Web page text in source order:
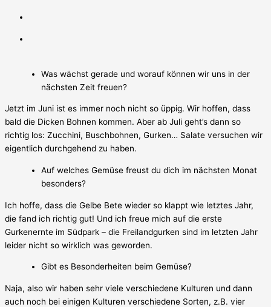
Was wächst gerade und worauf können wir uns in der
nächsten Zeit freuen?
Jetzt im Juni ist es immer noch nicht so üppig. Wir hoffen, dass
bald die Dicken Bohnen kommen. Aber ab Juli geht’s dann so
richtig los: Zucchini, Buschbohnen, Gurken… Salate versuchen wir
eigentlich durchgehend zu haben.
Auf welches Gemüse freust du dich im nächsten Monat
besonders?
Ich hoffe, dass die Gelbe Bete wieder so klappt wie letztes Jahr,
die fand ich richtig gut! Und ich freue mich auf die erste
Gurkenernte im Südpark – die Freilandgurken sind im letzten Jahr
leider nicht so wirklich was geworden.
Gibt es Besonderheiten beim Gemüse?
Naja, also wir haben sehr viele verschiedene Kulturen und dann
auch noch bei einigen Kulturen verschiedene Sorten, z.B. vier